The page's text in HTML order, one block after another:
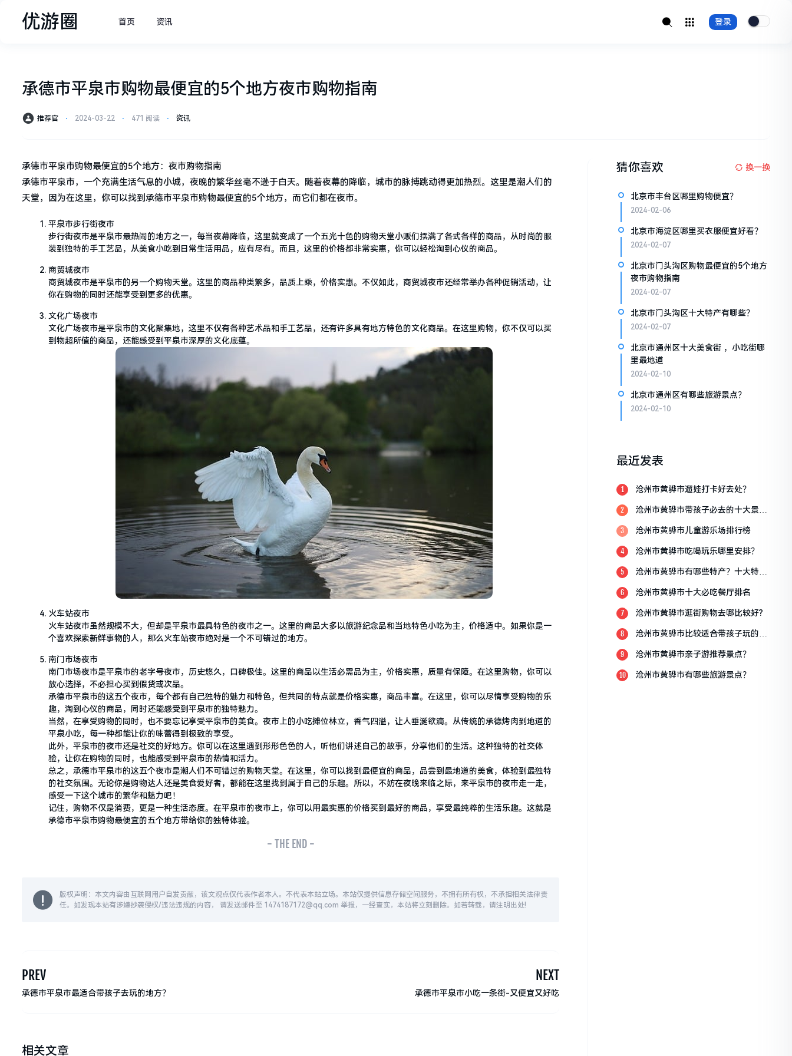
优游圈 首页 资讯 登录
承德市平泉市购物最便宜的5个地方夜市购物指南
推荐官 ⋅ 2024-03-22 ⋅ 471 阅读 ⋅ 资讯
承德市平泉市购物最便宜的5个地方：夜市购物指南
承德市平泉市，一个充满生活气息的小城，夜晚的繁华丝毫不逊于白天。随着夜幕的降临，城市的脉搏跳动得更加热烈。这里是潮人们的
天堂，因为在这里，你可以找到承德市平泉市购物最便宜的5个地方，而它们都在夜市。
平泉市步行街夜市
步行街夜市是平泉市最热闹的地方之一，每当夜幕降临，这里就变成了一个五光十色的购物天堂小贩们摆满了各式各样的商品，从时尚的服
装到独特的手工艺品，从美食小吃到日常生活用品，应有尽有。而且，这里的价格都非常实惠，你可以轻松淘到心仪的商品。
商贸城夜市
商贸城夜市是平泉市的另一个购物天堂。这里的商品种类繁多，品质上乘，价格实惠。不仅如此，商贸城夜市还经常举办各种促销活动，让
你在购物的同时还能享受到更多的优惠。
文化广场夜市
文化广场夜市是平泉市的文化聚集地，这里不仅有各种艺术品和手工艺品，还有许多具有地方特色的文化商品。在这里购物，你不仅可以买
到物超所值的商品，还能感受到平泉市深厚的文化底蕴。
火车站夜市
火车站夜市虽然规模不大，但却是平泉市最具特色的夜市之一。这里的商品大多以旅游纪念品和当地特色小吃为主，价格适中。如果你是一
个喜欢探索新鲜事物的人，那么火车站夜市绝对是一个不可错过的地方。
南门市场夜市
南门市场夜市是平泉市的老字号夜市，历史悠久，口碑极佳。这里的商品以生活必需品为主，价格实惠，质量有保障。在这里购物，你可以
放心选择，不必担心买到假货或次品。
承德市平泉市的这五个夜市，每个都有自己独特的魅力和特色，但共同的特点就是价格实惠，商品丰富。在这里，你可以尽情享受购物的乐
趣，淘到心仪的商品，同时还能感受到平泉市的独特魅力。
当然，在享受购物的同时，也不要忘记享受平泉市的美食。夜市上的小吃摊位林立，香气四溢，让人垂涎欲滴。从传统的承德烤肉到地道的
平泉小吃，每一种都能让你的味蕾得到极致的享受。
此外，平泉市的夜市还是社交的好地方。你可以在这里遇到形形色色的人，听他们讲述自己的故事，分享他们的生活。这种独特的社交体
验，让你在购物的同时，也能感受到平泉市的热情和活力。
总之，承德市平泉市的这五个夜市是潮人们不可错过的购物天堂。在这里，你可以找到最便宜的商品，品尝到最地道的美食，体验到最独特
的社交氛围。无论你是购物达人还是美食爱好者，都能在这里找到属于自己的乐趣。所以，不妨在夜晚来临之际，来平泉市的夜市走一走，
感受一下这个城市的繁华和魅力吧！
记住，购物不仅是消费，更是一种生活态度。在平泉市的夜市上，你可以用最实惠的价格买到最好的商品，享受最纯粹的生活乐趣。这就是
承德市平泉市购物最便宜的五个地方带给你的独特体验。
- THE END -
版权声明：本文内容由互联网用户自发贡献，该文观点仅代表作者本人。不代表本站立场。本站仅提供信息存储空间服务，不拥有所有权，不承担相关法律责
任。如发现本站有涉嫌抄袭侵权/违法违规的内容， 请发送邮件至 1474187172@qq.com 举报，一经查实，本站将立刻删除。如若转载，请注明出处!
PREV
承德市平泉市最适合带孩子去玩的地方？
NEXT
承德市平泉市小吃一条街-又便宜又好吃
相关文章
猜你喜欢 换一换
北京市丰台区哪里购物便宜？
2024-02-06
北京市海淀区哪里买衣服便宜好看？
2024-02-07
北京市门头沟区购物最便宜的5个地方
夜市购物指南
2024-02-07
北京市门头沟区十大特产有哪些？
2024-02-07
北京市通州区十大美食街 ，小吃街哪
里最地道
2024-02-10
北京市通州区有哪些旅游景点？
2024-02-10
最近发表
1 沧州市黄骅市遛娃打卡好去处？
2
沧州市黄骅市带孩子必去的十大景
3 沧州市黄骅市儿童游乐场排行榜
4 沧州市黄骅市吃喝玩乐哪里安排？
5
沧州市黄骅市有哪些特产？十大特产
6 沧州市黄骅市十大必吃餐厅排名
7 沧州市黄骅市逛街购物去哪比较好?
8
沧州市黄骅市比较适合带孩子玩的地
9 沧州市黄骅市亲子游推荐景点？
10 沧州市黄骅市有哪些旅游景点？